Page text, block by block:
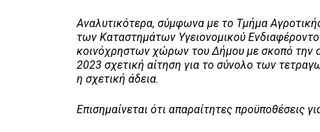
Αναλυτικότερα, σύμφωνα με το Τμήμα
των Καταστημάτων Υγειονομικού
κοινόχρηστων χώρων του Δήμου με σκοπό την
2023 σχετική αίτηση για το σύνολο των
η σχετική άδεια.
Επισημαίνεται ότι απαραίτητες προϋποθέσεις